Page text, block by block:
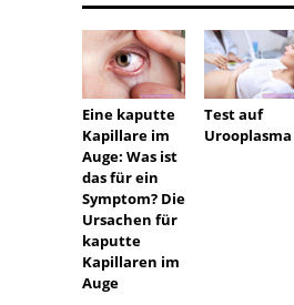
Eine kaputte
Kapillare im
Auge: Was ist
das für ein
Symptom? Die
Ursachen für
kaputte
Kapillaren im
Auge
Test auf
Urooplasma